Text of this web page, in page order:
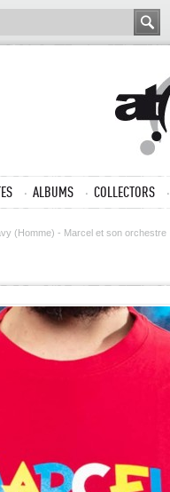
ALBUMS COLLECTORS
(Homme) - Marcel et son orchestre